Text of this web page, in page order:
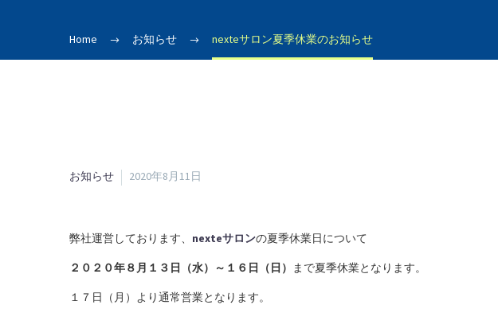
Home お知らせ nexteサロン夏季休業のお知らせ
お知らせ 2020年8月11日
弊社運営しております、 nexteサロンの夏季休業日について
２０２０年８月１３日（水）～１６日（日） まで夏季休業となります。
１７日（月）より通常営業となります。